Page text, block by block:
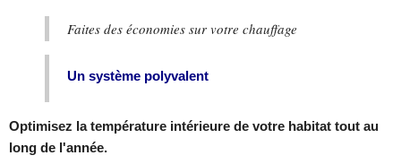
Faites des économies sur votre chauffage
Un système polyvalent
Optimisez la température intérieure de votre habitat tout au
long de l'année.